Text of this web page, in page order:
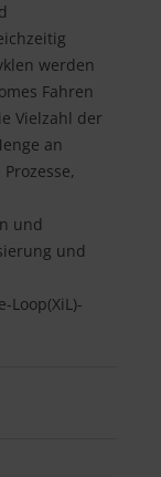
werden
Fahren
Vielzahl der
an
und
und